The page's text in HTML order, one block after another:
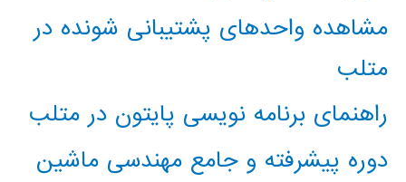
مشاهده واحدهای پشتیبانی شونده در
متلب
راهنمای برنامه نویسی پایتون در متلب
دوره پیشرفته و جامع مهندسی ماشین